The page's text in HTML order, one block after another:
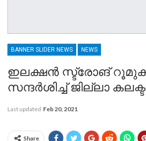
BANNER SLIDER NEWS NEWS
ഇലക്ഷൻ സ്ട്രോങ്
സന്ദർശിച്ച് ജില്ലാ
Last updated Feb 20, 2021
Share